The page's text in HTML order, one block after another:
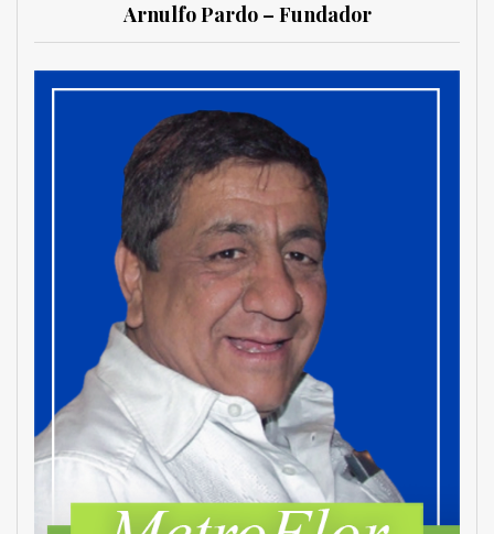
Arnulfo Pardo – Fundador